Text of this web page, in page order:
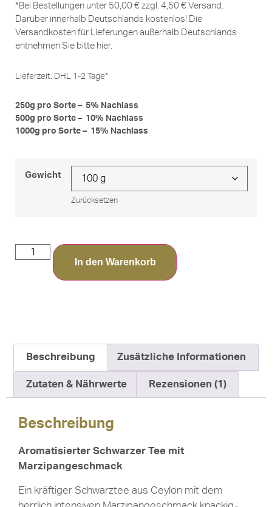
*Bei Bestellungen unter 50,00 € zzgl. 4,50 € Versand.
Darüber innerhalb Deutschlands kostenlos! Die
Versandkosten für Lieferungen außerhalb Deutschlands
entnehmen Sie bitte hier.
Lieferzeit: DHL 1-2 Tage*
250g pro Sorte – 5% Nachlass
500g pro Sorte – 10% Nachlass
1000g pro Sorte – 15% Nachlass
Gewicht
Zurücksetzen
In den Warenkorb
Beschreibung Zusätzliche Informationen
Zutaten & Nährwerte Rezensionen (1)
Beschreibung
Aromatisierter Schwarzer Tee mit
Marzipangeschmack
Ein kräftiger Schwarztee aus Ceylon mit dem